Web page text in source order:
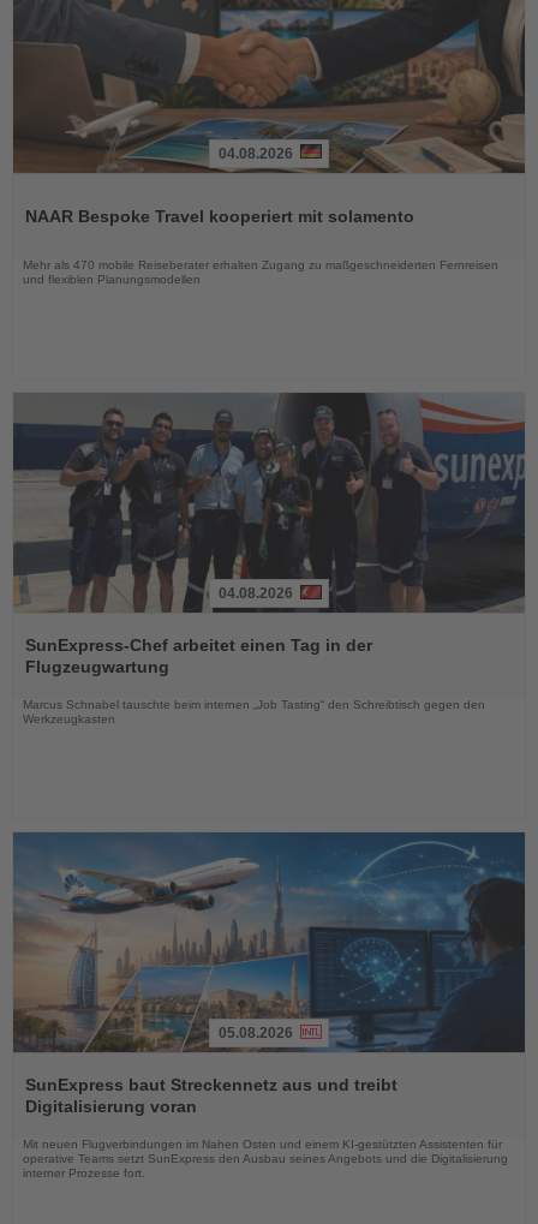
die
04.08.2026
NAAR Bespoke Travel kooperiert mit solamento
Mehr als 470 mobile Reiseberater erhalten Zugang zu maßgeschneiderten Fernreisen
und flexiblen Planungsmodellen
Sie
die
Nachrichten
04.08.2026
SunExpress-Chef arbeitet einen Tag in der
Flugzeugwartung
Marcus Schnabel tauschte beim internen „Job Tasting“ den Schreibtisch gegen den
Werkzeugkasten
Sie
die
Nachrichten
05.08.2026
SunExpress baut Streckennetz aus und treibt
Digitalisierung voran
Mit neuen Flugverbindungen im Nahen Osten und einem KI-gestützten Assistenten für
operative Teams setzt SunExpress den Ausbau seines Angebots und die Digitalisierung
interner Prozesse fort.